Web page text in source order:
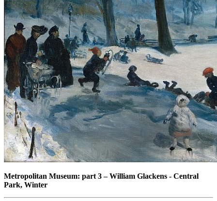
Metropolitan Museum: part 3–William Glackens - Central
Park, Winter